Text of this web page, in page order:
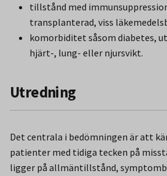
tillstånd med
transplanterad, viss
komorbiditet såsom diabetes,
hjärt-, lung- eller njursvikt.
Utredning
Det centrala i bedömningen är att
patienter med tidiga tecken på
ligger på allmäntillstånd,